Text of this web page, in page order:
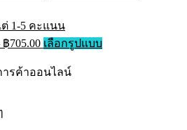
1-5 คะแนน
฿705.00 เลือกรูปแบบ
ารค้าออนไลน์